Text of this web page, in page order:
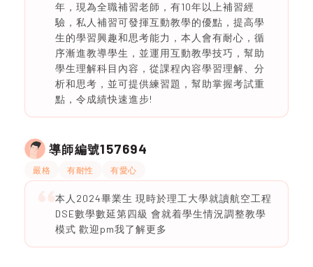
年，現為全職補習老師，有10年以上補習經
驗，私人補習可發揮互動教學的優點，提高學
生的學習興趣和思考能力，本人會有耐心，循
序漸進教導學生，並運用互動教學技巧，幫助
學生理解科目內容，從課程內容學習理解、分
析和思考，並可提供練習題，幫助掌握考試重
點，令成績快速進步!
導師編號157694
嚴格 有耐性 有愛心
本人2024畢業生 現時於理工大學就讀航空工程
DSE數學數延第四級 會就着學生情況調整教學
模式 歡迎pm我了解更多